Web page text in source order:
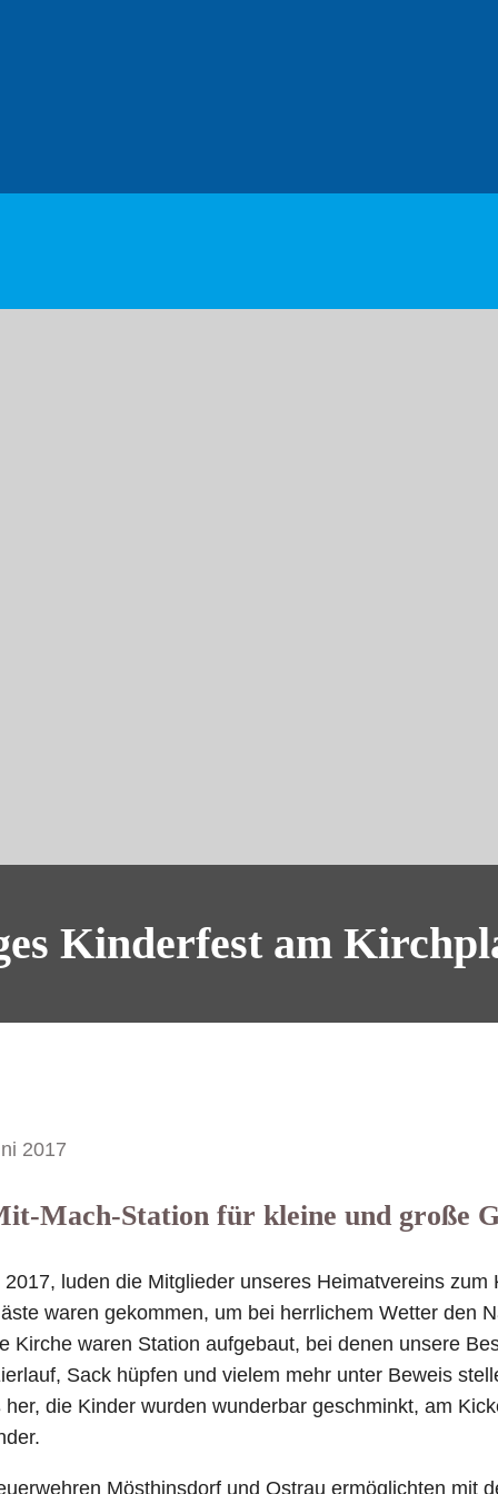
Kinderfest am
2017
Mach-Station für kleine und große
luden die Mitglieder unseres Heimatvereins zum
waren gekommen, um bei herrlichem Wetter den
Kirche waren Station aufgebaut, bei denen unsere
Sack hüpfen und vielem mehr unter Beweis
die Kinder wurden wunderbar geschminkt, am
Mösthinsdorf und Ostrau ermöglichten mit